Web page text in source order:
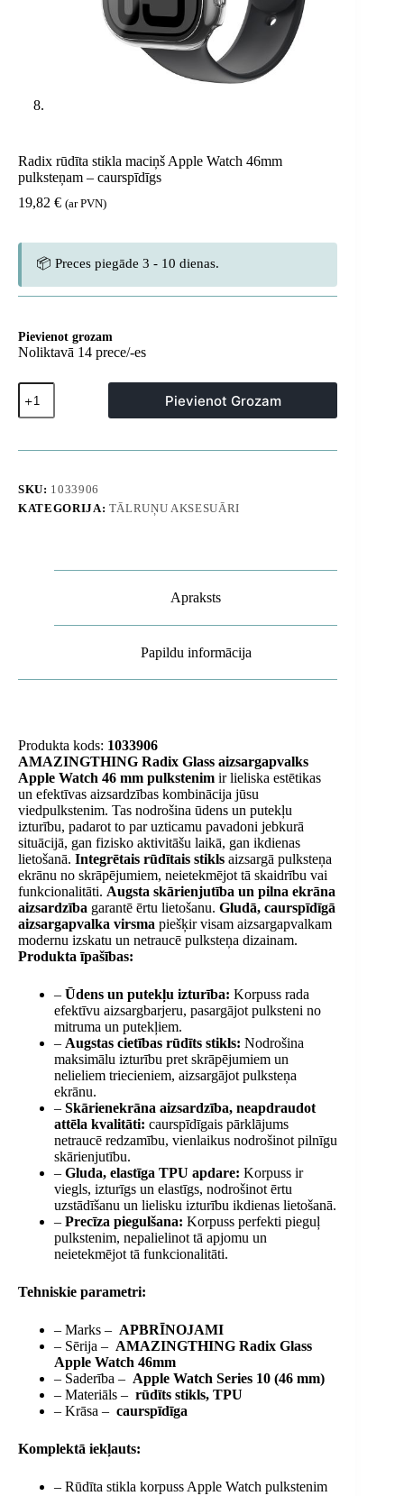
Radix rūdīta stikla maciņš Apple Watch 46mm
pulksteņam – caurspīdīgs
19,82 € (ar PVN)
📦 Preces piegāde 3 - 10 dienas.
Pievienot grozam
Noliktavā 14 prece/-es
Radix
rūdīta
stikla
Apple
pulksteņam
-
Pievienot Grozam
SKU: 1033906
KATEGORIJA: TĀLRUŅU AKSESUĀRI
Apraksts
Papildu informācija
Produkta kods: 1033906
AMAZINGTHING Radix Glass aizsargapvalks
Apple Watch 46 mm pulkstenim ir lieliska estētikas
un efektīvas aizsardzības kombinācija jūsu
viedpulkstenim. Tas nodrošina ūdens un putekļu
izturību, padarot to par uzticamu pavadoni jebkurā
situācijā, gan fizisko aktivitāšu laikā, gan ikdienas
lietošanā. Integrētais rūdītais stikls aizsargā pulksteņa
ekrānu no skrāpējumiem, neietekmējot tā skaidrību vai
funkcionalitāti. Augsta skārienjutība un pilna ekrāna
aizsardzība garantē ērtu lietošanu. Gludā, caurspīdīgā
aizsargapvalka virsma piešķir visam aizsargapvalkam
modernu izskatu un netraucē pulksteņa dizainam.
Produkta īpašības:
– Ūdens un putekļu izturība: Korpuss rada
efektīvu aizsargbarjeru, pasargājot pulksteni no
mitruma un putekļiem.
– Augstas cietības rūdīts stikls: Nodrošina
maksimālu izturību pret skrāpējumiem un
nelieliem triecieniem, aizsargājot pulksteņa
ekrānu.
– Skārienekrāna aizsardzība, neapdraudot
attēla kvalitāti: caurspīdīgais pārklājums
netraucē redzamību, vienlaikus nodrošinot pilnīgu
skārienjutību.
– Gluda, elastīga TPU apdare: Korpuss ir
viegls, izturīgs un elastīgs, nodrošinot ērtu
uzstādīšanu un lielisku izturību ikdienas lietošanā.
– Precīza piegulšana: Korpuss perfekti pieguļ
pulkstenim, nepalielinot tā apjomu un
neietekmējot tā funkcionalitāti.
Tehniskie parametri:
– Marks – APBRĪNOJAMI
– Sērija – AMAZINGTHING Radix Glass
Apple Watch 46mm
– Saderība – Apple Watch Series 10 (46 mm)
– Materiāls – rūdīts stikls, TPU
– Krāsa – caurspīdīga
Komplektā iekļauts:
– Rūdīta stikla korpuss Apple Watch pulkstenim